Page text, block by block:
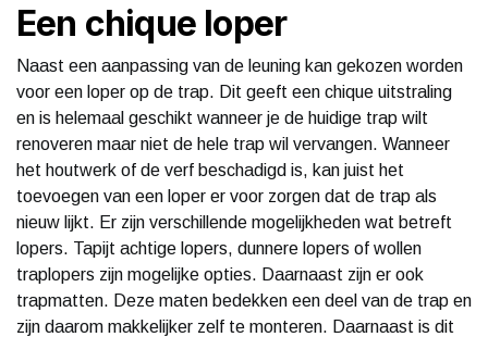
Een chique loper
Naast een aanpassing van de leuning kan gekozen worden
voor een loper op de trap. Dit geeft een chique uitstraling
en is helemaal geschikt wanneer je de huidige trap wilt
renoveren maar niet de hele trap wil vervangen. Wanneer
het houtwerk of de verf beschadigd is, kan juist het
toevoegen van een loper er voor zorgen dat de trap als
nieuw lijkt. Er zijn verschillende mogelijkheden wat betreft
lopers. Tapijt achtige lopers, dunnere lopers of wollen
traplopers zijn mogelijke opties. Daarnaast zijn er ook
trapmatten. Deze maten bedekken een deel van de trap en
zijn daarom makkelijker zelf te monteren. Daarnaast is dit